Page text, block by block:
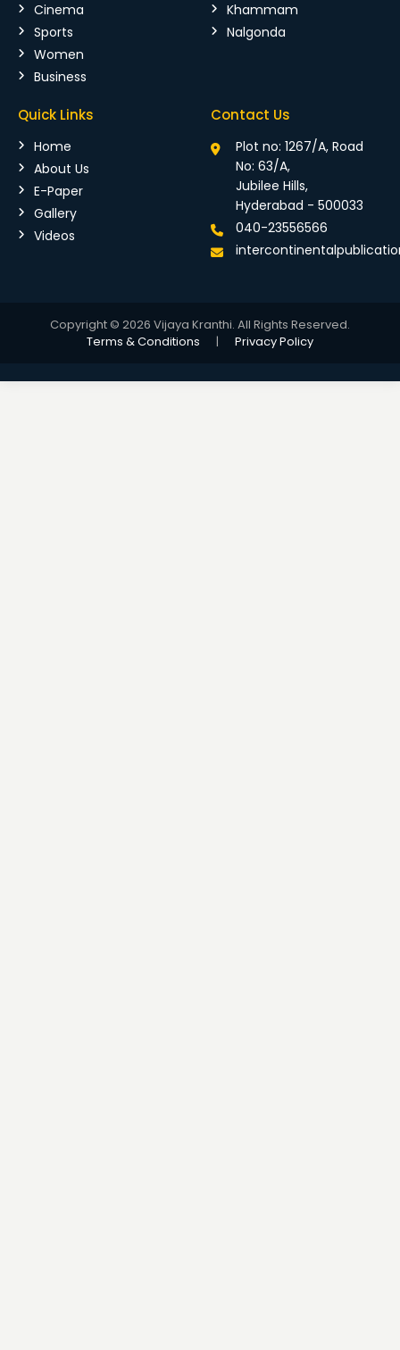
Cinema
Sports
Women
Business
Khammam
Nalgonda
Quick Links
Home
About Us
E-Paper
Gallery
Videos
Contact Us
Plot no: 1267/A, Road
No: 63/A,
Jubilee Hills,
Hyderabad - 500033
040-23556566
Copyright © 2026 Vijaya Kranthi. All Rights Reserved.
Terms & Conditions
| Privacy Policy